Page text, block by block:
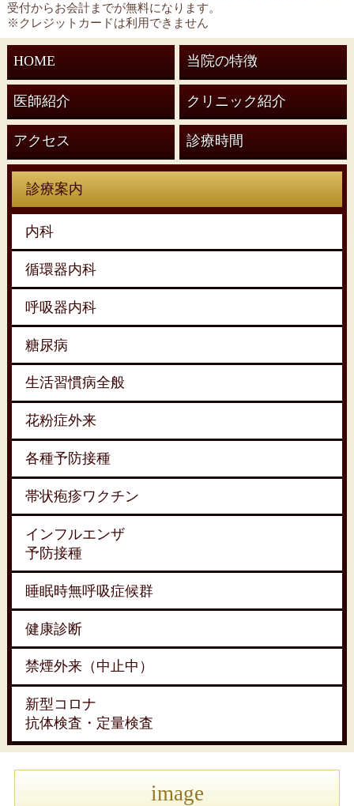
受付からお会計までが無料になります。
※クレジットカードは利用できません
HOME 当院の特徴
医師紹介 クリニック紹介
アクセス 診療時間
診療案内
内科
循環器内科
呼吸器内科
糖尿病
生活習慣病全般
花粉症外来
各種予防接種
帯状疱疹ワクチン
インフルエンザ
予防接種
睡眠時無呼吸症候群
健康診断
禁煙外来（中止中）
新型コロナ
抗体検査・定量検査
image